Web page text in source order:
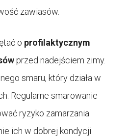
zawiasów.
o profilaktycznym
przed nadejściem zimy.
smaru, który działa w
Regularne smarowanie
ryzyko zamarzania
ich w dobrej kondycji